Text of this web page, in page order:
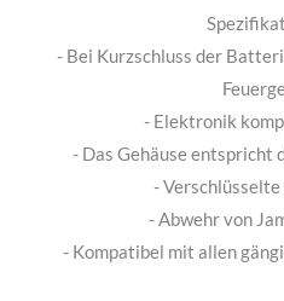
Alle Produkte sind CE
- Bei Kurzschluss der
- Elektronik
- Das Gehäuse entspricht
- Verschlüsselte